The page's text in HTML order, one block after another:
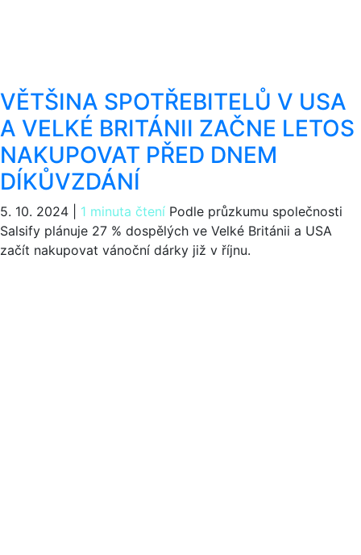
VĚTŠINA SPOTŘEBITELŮ V USA
A VELKÉ BRITÁNII ZAČNE LETOS
NAKUPOVAT PŘED DNEM
DÍKŮVZDÁNÍ
5. 10. 2024 1 minuta čtení Podle průzkumu společnosti
Salsify plánuje 27 % dospělých ve Velké Británii a USA
začít nakupovat vánoční dárky již v říjnu.